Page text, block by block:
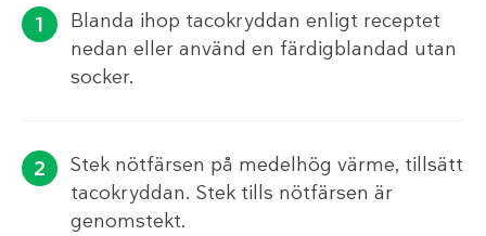
Blanda ihop tacokryddan enligt receptet
nedan eller använd en färdigblandad utan
socker.
Stek nötfärsen på medelhög värme, tillsätt
tacokryddan. Stek tills nötfärsen är
genomstekt.